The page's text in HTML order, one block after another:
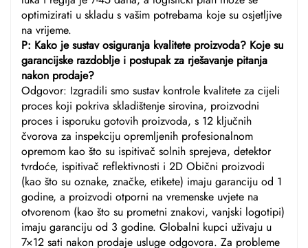
optimizirati u skladu s vašim potrebama koje su osjetljive
na vrijeme.
P: Kako je sustav osiguranja kvalitete proizvoda? Koje su
garancijske razdoblje i postupak za rješavanje pitanja
nakon prodaje?
Odgovor: Izgradili smo sustav kontrole kvalitete za cijeli
proces koji pokriva skladištenje sirovina, proizvodni
proces i isporuku gotovih proizvoda, s 12 ključnih
čvorova za inspekciju opremljenih profesionalnom
opremom kao što su ispitivač solnih sprejeva, detektor
tvrdoće, ispitivač reflektivnosti i 2D Obični proizvodi
(kao što su oznake, značke, etikete) imaju garanciju od 1
godine, a proizvodi otporni na vremenske uvjete na
otvorenom (kao što su prometni znakovi, vanjski logotipi)
imaju garanciju od 3 godine. Globalni kupci uživaju u
7×12 sati nakon prodaje usluge odgovora. Za probleme